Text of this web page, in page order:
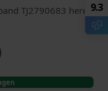
TJ2790683 heren9.3